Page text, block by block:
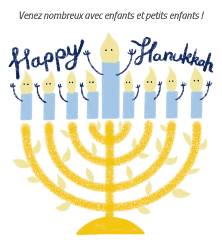
Venez nombreux avec enfants et petits enfants !